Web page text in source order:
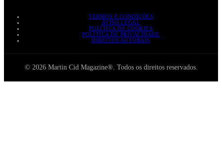
TERMOS E CONDIÇÕES
AVISO LEGAL
POLÍTICA DE COOKIES
POLÍTICA DE PRIVACIDADE
DIREITOS AUTORAIS
© 2026 Martin Cid Magazine®. Todos os direitos reservados.